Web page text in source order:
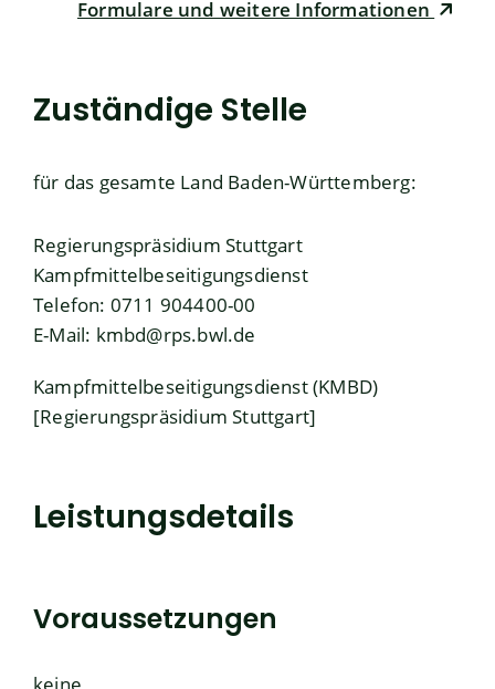
Formulare und weitere Informationen
Zuständige Stelle
für das gesamte Land Baden-Württemberg:
Regierungspräsidium Stuttgart
Kampfmittelbeseitigungsdienst
Telefon: 0711 904400-00
E-Mail: kmbd@rps.bwl.de
Kampfmittelbeseitigungsdienst (KMBD)
[Regierungspräsidium Stuttgart]
Leistungsdetails
Voraussetzungen